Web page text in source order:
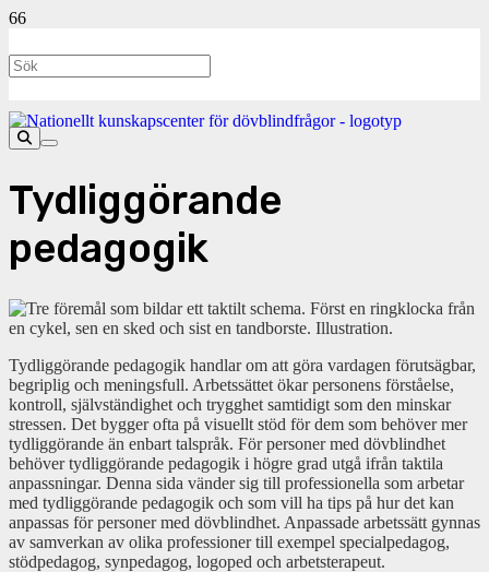
Tydliggörande
pedagogik
Tydliggörande pedagogik handlar om att göra vardagen förutsägbar,
begriplig och meningsfull. Arbetssättet ökar personens förståelse,
kontroll, självständighet och trygghet samtidigt som den minskar
stressen. Det bygger ofta på visuellt stöd för dem som behöver mer
tydliggörande än enbart talspråk. För personer med dövblindhet
behöver tydliggörande pedagogik i högre grad utgå ifrån taktila
anpassningar. Denna sida vänder sig till professionella som arbetar
med tydliggörande pedagogik och som vill ha tips på hur det kan
anpassas för personer med dövblindhet. Anpassade arbetssätt gynnas
av samverkan av olika professioner till exempel specialpedagog,
stödpedagog, synpedagog, logoped och arbetsterapeut.